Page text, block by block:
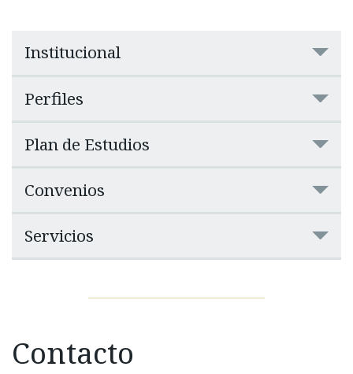
Institucional
Perfiles
Plan de Estudios
Convenios
Servicios
Contacto